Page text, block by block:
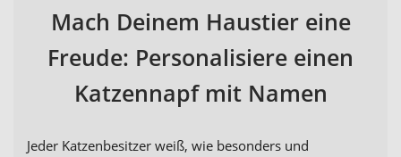
Mach Deinem Haustier eine
Freude: Personalisiere einen
Katzennapf mit Namen
Jeder Katzenbesitzer weiß, wie besonders und